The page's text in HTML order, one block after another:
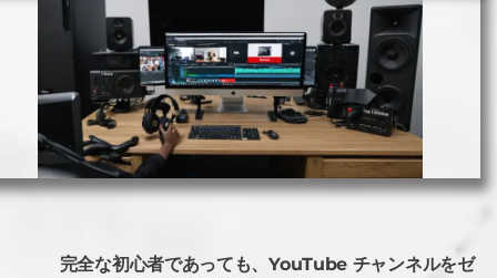
完全な初心者であっても、YouTube チャンネルをゼ